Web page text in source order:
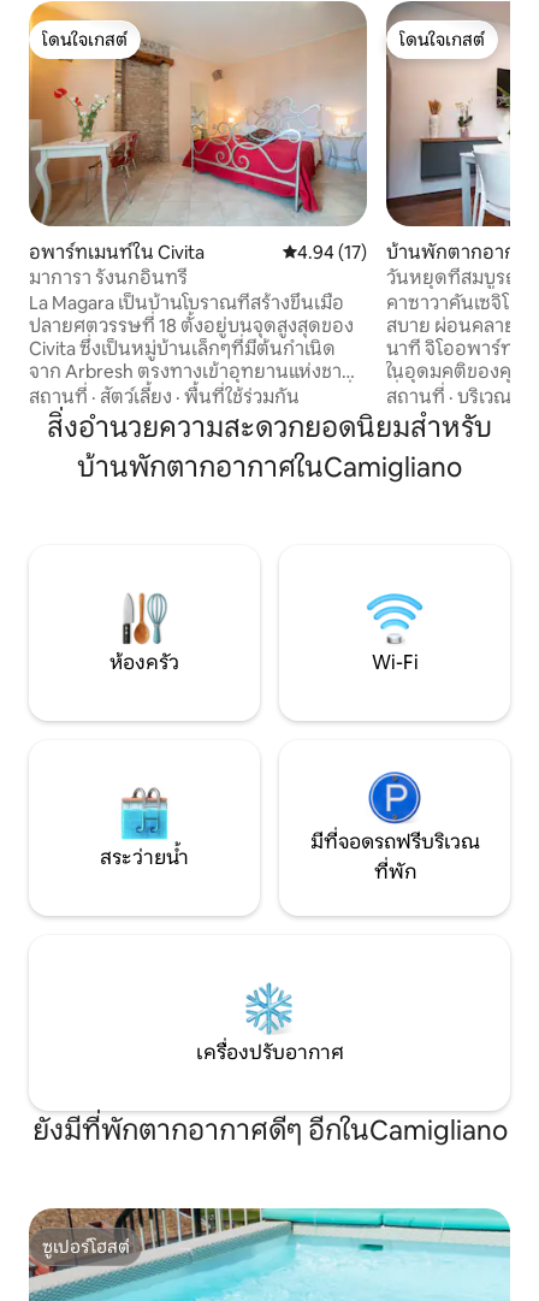
โดนใจเกสต์
โดนใจเกสต์
อพาร์ทเมนท์ใน Civita คะแนนเฉลี่ย 4.94 จาก 5, 17 รีวิว
4.94 (17)
มาการา รังนกอินทรี
La Magara เป็นบ้านโบราณที่สร้างขึ้นเมื่อ
ปลายศตวรรษที่ 18 ตั้งอยู่บนจุดสูงสุดของ
Civita ซึ่งเป็นหมู่บ้านเล็กๆที่มีต้นกำเนิด
จาก Arbresh ตรงทางเข้าอุทยานแห่งชาติ
Pollino La Magara ประกอบด้วยห้องพักที่
กว้างขวาง 4 ห้องพร้อมสิ่งอำนวยความ
สะดวกครบครัน แสงไฟที่อบอุ่นและเป็น
กันเองวิวพาโนรามาวัสดุและแม่น้ำที่ไม่ดีซึ่ง
อาหารไปจนถึงสีสันตั้งแต่ความเงียบสงบไป
จนถึงบรรยากาศมหัศจรรย์ที่สภาพ
แวดล้อมนำเสนอ อาหารเช้าเป็นการ
แสดงออกถึงวัฒนธรรมท้องถิ่นที่ดีที่สุด
คัดสรรมาใหม่ในสวนของครอบครัวให้อรุณ
แบบเปิดโล่งชีวิตและวัฒนธรรมท้องถิ่นการ
พักผ่อนและสุขภาพ
สถานที่ · สัตว์เลี้ยง · พื้นที่ใช้ร่วมกัน
โดนใจเกสต์
โดนใจเกสต์
บ้านพักตากอากาศ
วันหยุดที่สมบูรณ์แ
คาซาวาคันเซจิโอ
สบาย ผ่อนคลาย แ
นาที จิโออพาร์ทเมนท์ บ้านพักตากอากาศ
ในอุดมคติของคุณใ
ที่พักขนาด 55 ตร.
เหมาะสำหรับครอ
กำลังมองหาการพั
ตัว อพาร์ทเมนท์ประกอบด้วย: 🛋️ ห้องนั่ง
เล่นสว่างไสวพร้อ
สถานที่ ·บริเวณใก
สิ่งอำนวยความสะดวกยอดนิยมสำหรับ
บ้านพักตากอากาศในCamigliano
ห้องครัว Wi-Fi
สระว่ายน้ำ
มีที่จอดรถฟรีบริเวณ
ที่พัก
เครื่องปรับอากาศ
ยังมีที่พักตากอากาศดีๆ อีกในCamigliano
ซูเปอร์โฮสต์
ซูเปอร์โฮสต์